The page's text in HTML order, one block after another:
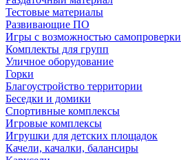
Тестовые материалы
Развивающие ПО
Игры с возможностью самопроверки
Комплекты для групп
Уличное оборудование
Горки
Благоустройство территории
Беседки и домики
Спортивные комплексы
Игровые комплексы
Игрушки для детских площадок
Качели, качалки, балансиры